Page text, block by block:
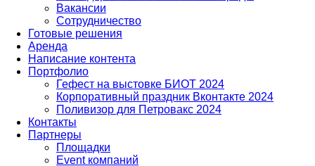
Вакансии
Сотрудничество
Готовые решения
Аренда
Написание контента
Портфолио
Гефест на выстовке БИОТ 2024
Корпоративный праздник Вконтакте 2024
Поливизор для Петровакс 2024
Контакты
Партнеры
Площадки
Event компаний